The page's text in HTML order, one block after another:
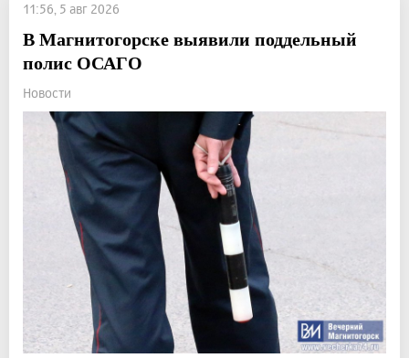
11:56, 5 авг 2026
В Магнитогорске выявили поддельный
полис ОСАГО
Новости